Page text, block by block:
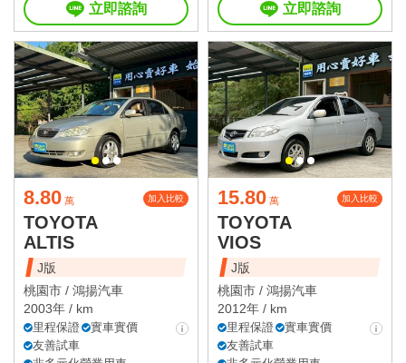
立即諮詢 立即諮詢
8.80 萬 加入比較
TOYOTA
ALTIS
J版
桃園市 / 鴻揚汽車
2003年 / km
里程保證
實車實價
友善試車
15.80 萬 加入比較
TOYOTA
VIOS
J版
桃園市 / 鴻揚汽車
2012年 / km
里程保證
實車實價
友善試車